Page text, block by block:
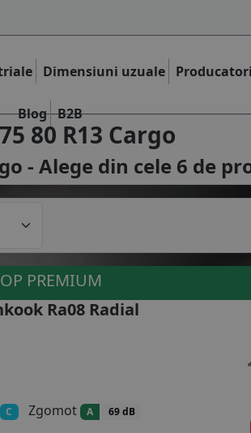
Dimensiuni uzuale
Blog B2B
80 R13 Cargo
- Alege din cele 6 de
PREMIUM
Ra08 Radial
C Zgomot A 69 dB